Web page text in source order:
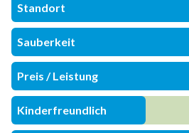
Standort
Sauberkeit
Preis / Leistung
Kinderfreundlich